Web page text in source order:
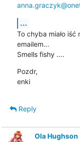
...
To chyba miało iść
emailem...
Smells fishy ....
Pozdr,
enki
Reply
Ola Hughson